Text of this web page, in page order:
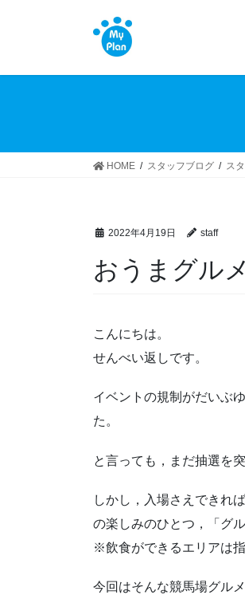
HOME スタッフブログ ス
2022年4月19日 staff
おうまグルメ
こんにちは。
せんべい返しです。
イベントの規制がだいぶ
た。
と言っても，まだ抽選を
しかし，入場さえできれ
の楽しみのひとつ，「グ
※飲食ができるエリアは指
今回はそんな競馬場グル